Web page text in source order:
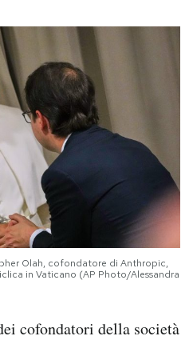
Olah, cofondatore di Anthropic,
in Vaticano (AP Photo/Alessandra
cofondatori della società